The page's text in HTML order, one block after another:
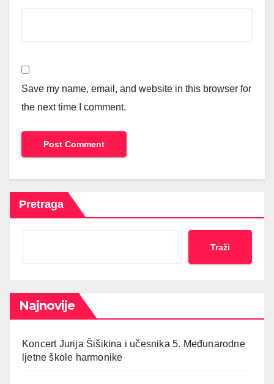
Save my name, email, and website in this browser for
the next time I comment.
Pretraga
Traži
Najnovije
Koncert Jurija Šišikina i učesnika 5. Međunarodne
ljetne škole harmonike